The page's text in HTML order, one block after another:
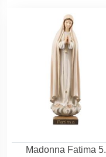
Madonna Fatima 5.